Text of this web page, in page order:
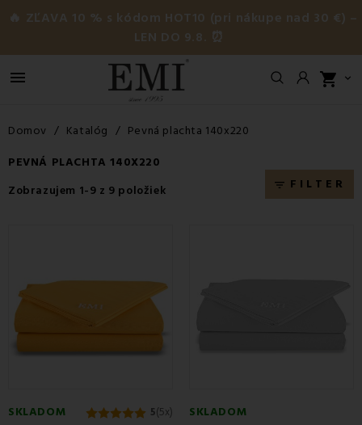
🔥 ZĽAVA 10 % s kódom HOT10 (pri nákupe nad 30 €) –
LEN DO 9.8. ⏰
 shopping_cart 
Domov Katalóg
Pevná plachta 140x220
PEVNÁ PLACHTA 140X220
filter_list FILTER
Zobrazujem 1-9 z 9 položiek
SKLADOM 5(5x) SKLADOM